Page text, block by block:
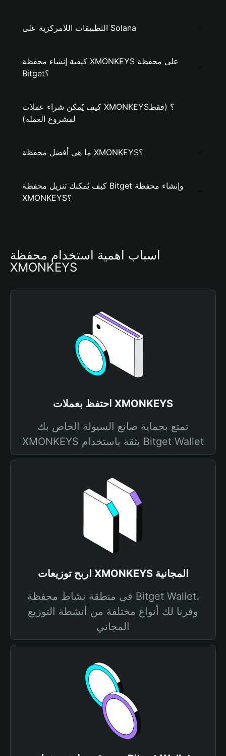
التطبيقات اللامركزية على Solana
كيفية إنشاء محفظة XMONKEYS على محفظة
Bitget؟
كيف يُمكن شراء عملات XMONKEYS؟ (فقط
لمشروع العملة)
ما هي أفضل محفظة XMONKEYS؟
كيف يُمكنك تنزيل محفظة Bitget وإنشاء محفظة
XMONKEYS؟
أسباب أهمية استخدام محفظة
XMONKEYS
احتفظ بعملات XMONKEYS
تمتع بحماية صانع السيولة الخاص بك
XMONKEYS بثقة باستخدام Bitget Wallet
اربح توزيعات XMONKEYS المجانية
في منطقة نشاط محفظة Bitget Wallet،
وفرنا لك أنواع مختلفة من أنشطة التوزيع
المجاني